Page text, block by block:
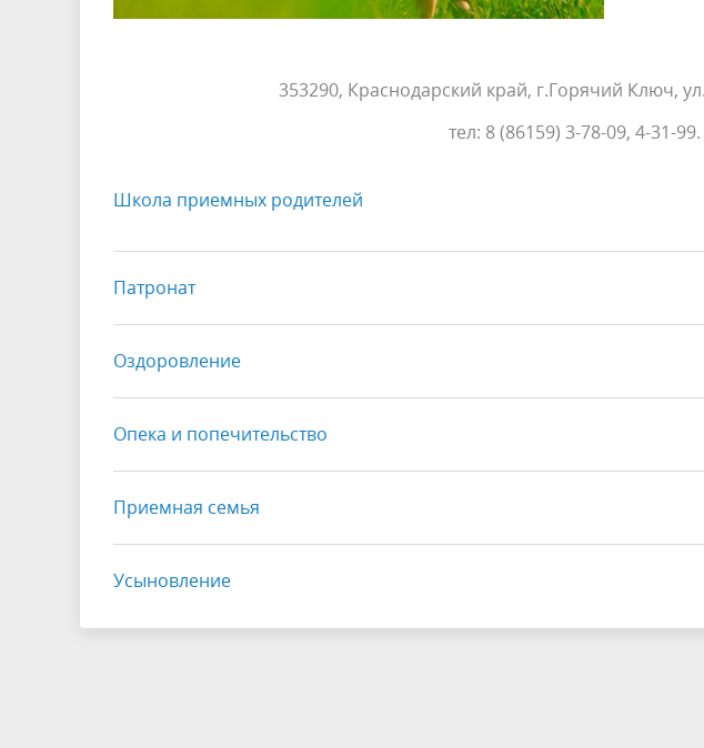
353290, Краснодарский край, г.Горячий Ключ,
тел: 8 (86159) 3-78-09, 4-31-99.
Школа приемных родителей
Патронат
Оздоровление
Опека и попечительство
Приемная семья
Усыновление